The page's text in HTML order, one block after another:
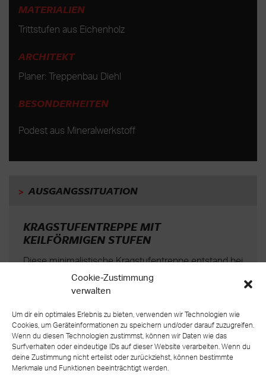
Cookie-Zustimmung
verwalten
Um dir ein optimales Erlebnis zu bieten, verwenden wir Technologien wie
Cookies, um Geräteinformationen zu speichern und/oder darauf zuzugreifen.
Wenn du diesen Technologien zustimmst, können wir Daten wie das
Surfverhalten oder eindeutige IDs auf dieser Website verarbeiten. Wenn du
deine Zustimmung nicht erteilst oder zurückziehst, können bestimmte
Merkmale und Funktionen beeinträchtigt werden.
MATERIALIEN
Trittstufen aus Eichenholz
ARCHITEKT
Planer: Treppenbau Diehl
BESONDERHEITEN
Podest aus Mineralwerkstoff
> AUSGANGSSITUATION
KRAGSTUFENTREPPE MIT
KEILFÖRMIGEN STUFEN
Diese minimalistische Kragstufentreppe entstand bei
der Sanierung eines Wohngebäudes: Die sehr
kunstbegeisterten Besitzer wollten dringend einen
mit Teppich belegten Mahagonitreppe mit
Metallgeländer. So schufen wir diese moderne,
leichte Treppe, bei der der Auf- und Abstieg
zwischen den Etagen auf das Wesentliche reduziert
wurde: die Stufen. Diese sind lediglich ergänzt um